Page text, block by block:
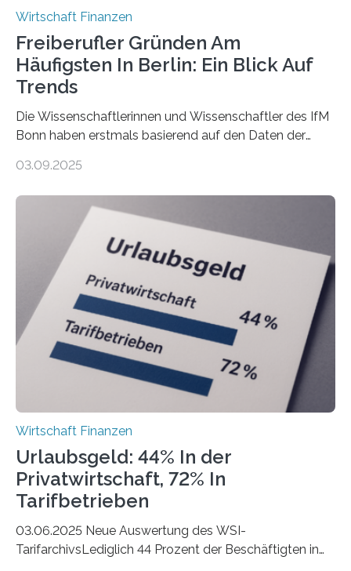
Wirtschaft Finanzen
Freiberufler Gründen Am
Häufigsten In Berlin: Ein Blick Auf
Trends
Die Wissenschaftlerinnen und Wissenschaftler des IfM
Bonn haben erstmals basierend auf den Daten der
Landkreise mit den meisten Gründungen von
ist demnach Berlin. Betrachtet man nur die Gründungen
der Freiberuflerinnen, so liegt Leipzig an der Spitze. In
Berlin starteten in 2024 die meisten Personen in eine
eigene freiberufliche Existenz, dahinter folgten die
Städte Hamburg, München und Köln. Betrachtet man
hingegen die Existenzgründungsintensität – die Anzahl
der freiberuflichen Gründungen je…
03.09.2025
Wirtschaft Finanzen
Urlaubsgeld: 44% In der
Privatwirtschaft, 72% In
Tarifbetrieben
03.06.2025 Neue Auswertung des WSI-
TarifarchivsLediglich 44 Prozent der Beschäftigten in